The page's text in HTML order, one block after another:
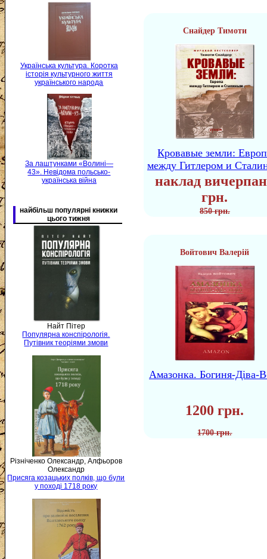
Українська культура. Коротка
історія культурного життя
українського народа
За лаштунками «Волині—
43». Невідома польсько-
українська війна
найбільш популярні книжки
цього тижня
Найт Пітер
Популярна конспірологія.
Путівник теоріями змови
Різніченко Олександр, Алфьоров
Олександр
Присяга козацьких полків, що були
у поході 1718 року
Снайдер Тимоти
Кровавые земли:
между Гитлером и
наклад
грн.
850 грн.
Войтович Валерій
Амазонка. Богиня-Діва-
1200 грн.
1700 грн.